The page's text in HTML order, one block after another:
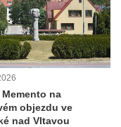
na
objezdu ve
nad Vltavou